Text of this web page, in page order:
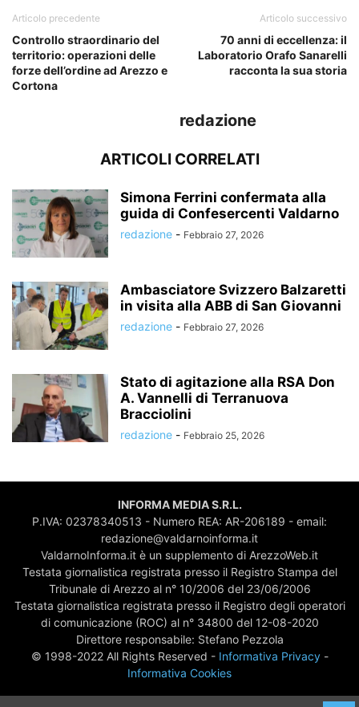
Articolo precedente
Controllo straordinario del
territorio: operazioni delle
forze dell’ordine ad Arezzo e
Cortona
Articolo successivo
70 anni di eccellenza: il
Laboratorio Orafo Sanarelli
racconta la sua storia
redazione
ARTICOLI CORRELATI
Simona Ferrini confermata alla
guida di Confesercenti Valdarno
redazione - Febbraio 27, 2026
Ambasciatore Svizzero Balzaretti
in visita alla ABB di San Giovanni
redazione - Febbraio 27, 2026
Stato di agitazione alla RSA Don
A. Vannelli di Terranuova
Bracciolini
redazione - Febbraio 25, 2026
INFORMA MEDIA S.R.L.
P.IVA: 02378340513 - Numero REA: AR-206189 - email:
redazione@valdarnoinforma.it
ValdarnoInforma.it è un supplemento di ArezzoWeb.it
Testata giornalistica registrata presso il Registro Stampa del
Tribunale di Arezzo al n° 10/2006 del 23/06/2006
Testata giornalistica registrata presso il Registro degli operatori
di comunicazione (ROC) al n° 34800 del 12-08-2020
Direttore responsabile: Stefano Pezzola
© 1998-2022 All Rights Reserved - Informativa Privacy-
Informativa Cookies